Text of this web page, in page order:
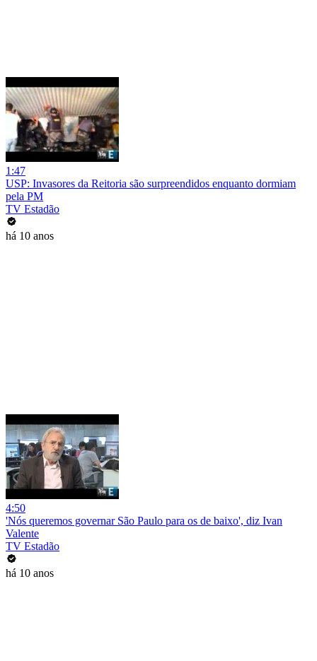
1:47
USP: Invasores da Reitoria são surpreendidos enquanto dormiam
pela PM
TV Estadão
há 10 anos
4:50
'Nós queremos governar São Paulo para os de baixo', diz Ivan
Valente
TV Estadão
há 10 anos